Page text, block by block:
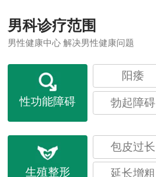
男科诊疗范围
男性健康中心 解决男性健康问题
性功能障碍
阳痿
勃起障碍
生殖整形
包皮过长
延长增粗